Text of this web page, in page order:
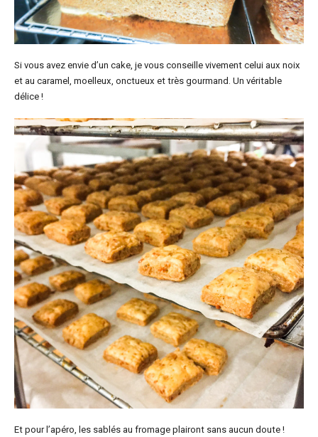
Si vous avez envie d’un cake, je vous conseille vivement celui aux noix
et au caramel, moelleux, onctueux et très gourmand. Un véritable
délice !
Et pour l’apéro, les sablés au fromage plairont sans aucun doute !